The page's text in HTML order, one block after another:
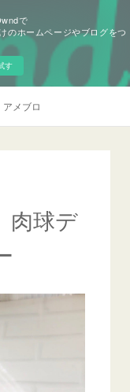
で
のホームページやブログをつ
す
アメブロ
肉球デ